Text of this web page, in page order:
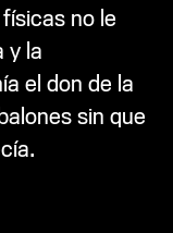
no le
y la
el don de la
sin que